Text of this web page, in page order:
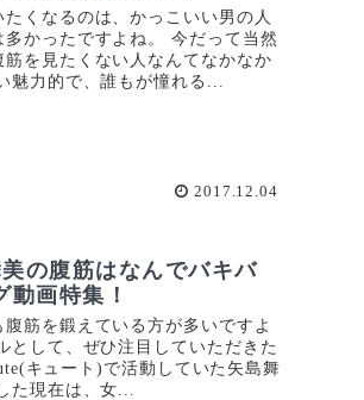
くなるのは、かっこいい男の人
かったですよね。 今だって当然
を見たくない人なんてなかなか
魅力的で、誰もが憧れる...
2017.12.04
の腹筋はなんでバキバ
画特集！
筋を鍛えている方が多いですよ
として、ぜひ注目していただきた
キュート)で活動していた矢島舞
た現在は、女...